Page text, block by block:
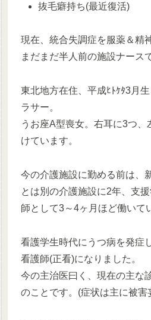
抜毛癖持ち(最近復活)
現在、統合失調症を服薬＆精
まだまだ半人前の施設ナース
東北地方在住、平成ﾋﾄｹﾀ3月
ラサー。
うお座A型喪女。右耳に3つ、
けています。
今の介護施設に勤める前は、
とは別の介護施設に2年、支
師として3～4ヶ月ほど働いて
看護学生時代にうつ病を発症
看護師(正看)になりました。
今の主治医曰く、現在の主な
のことです。(症状は主に被害